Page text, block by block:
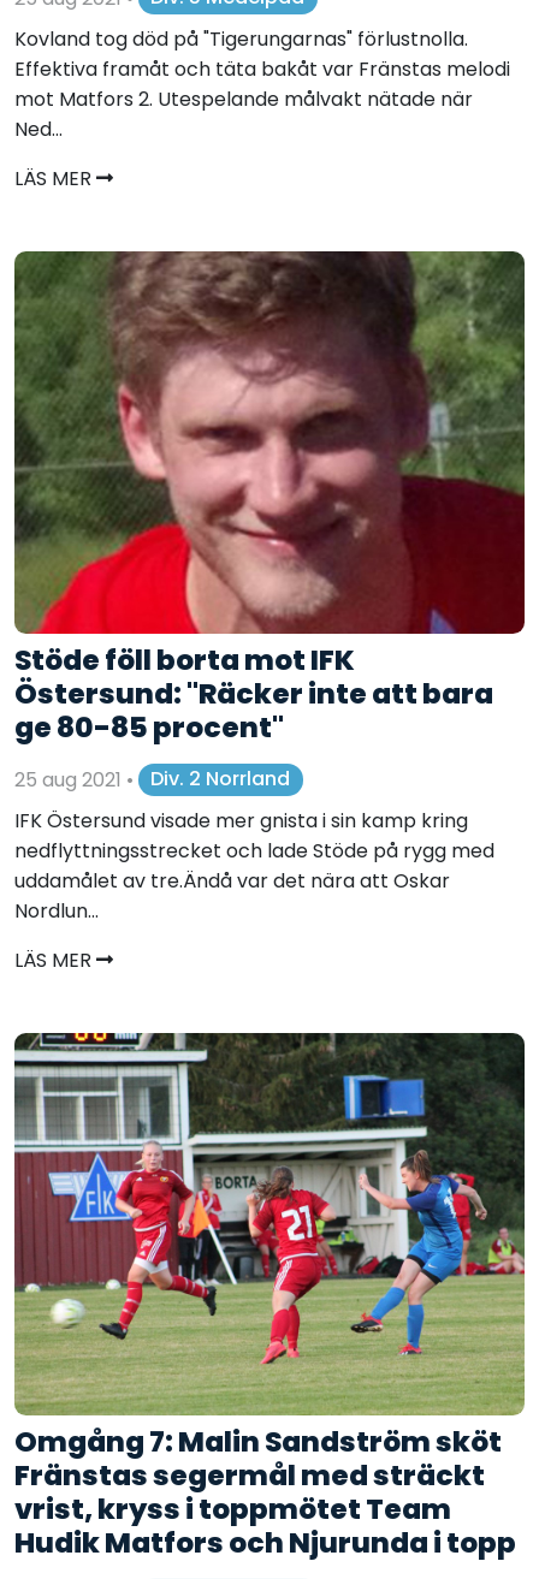
Kovland tog död på "Tigerungarnas" förlustnolla.
Effektiva framåt och täta bakåt var Fränstas melodi
mot Matfors 2. Utespelande målvakt nätade när
Ned...
LÄS MER
Stöde föll borta mot IFK
Östersund: "Räcker inte att bara
ge 80-85 procent"
25 aug 2021 •
Div. 2 Norrland
IFK Östersund visade mer gnista i sin kamp kring
nedflyttningsstrecket och lade Stöde på rygg med
uddamålet av tre.Ändå var det nära att Oskar
Nordlun...
LÄS MER
Omgång 7: Malin Sandström sköt
Fränstas segermål med sträckt
vrist, kryss i toppmötet Team
Hudik Matfors och Njurunda i topp